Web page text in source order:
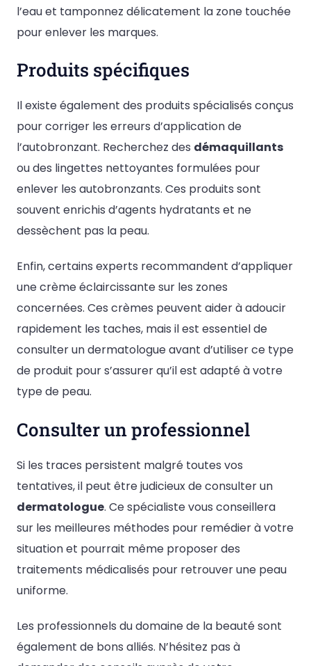
l’eau et tamponnez délicatement la zone touchée
pour enlever les marques.
Produits spécifiques
Il existe également des produits spécialisés conçus
pour corriger les erreurs d’application de
l’autobronzant. Recherchez des démaquillants
ou des lingettes nettoyantes formulées pour
enlever les autobronzants. Ces produits sont
souvent enrichis d’agents hydratants et ne
dessèchent pas la peau.
Enfin, certains experts recommandent d’appliquer
une crème éclaircissante sur les zones
concernées. Ces crèmes peuvent aider à adoucir
rapidement les taches, mais il est essentiel de
consulter un dermatologue avant d’utiliser ce type
de produit pour s’assurer qu’il est adapté à votre
type de peau.
Consulter un professionnel
Si les traces persistent malgré toutes vos
tentatives, il peut être judicieux de consulter un
dermatologue. Ce spécialiste vous conseillera
sur les meilleures méthodes pour remédier à votre
situation et pourrait même proposer des
traitements médicalisés pour retrouver une peau
uniforme.
Les professionnels du domaine de la beauté sont
également de bons alliés. N’hésitez pas à